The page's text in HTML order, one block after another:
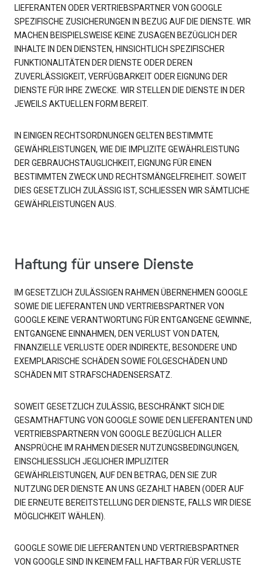
LIEFERANTEN ODER VERTRIEBSPARTNER VON GOOGLE
SPEZIFISCHE ZUSICHERUNGEN IN BEZUG AUF DIE DIENSTE. WIR
MACHEN BEISPIELSWEISE KEINE ZUSAGEN BEZÜGLICH DER
INHALTE IN DEN DIENSTEN, HINSICHTLICH SPEZIFISCHER
FUNKTIONALITÄTEN DER DIENSTE ODER DEREN
ZUVERLÄSSIGKEIT, VERFÜGBARKEIT ODER EIGNUNG DER
DIENSTE FÜR IHRE ZWECKE. WIR STELLEN DIE DIENSTE IN DER
JEWEILS AKTUELLEN FORM BEREIT.
IN EINIGEN RECHTSORDNUNGEN GELTEN BESTIMMTE
GEWÄHRLEISTUNGEN, WIE DIE IMPLIZITE GEWÄHRLEISTUNG
DER GEBRAUCHSTAUGLICHKEIT, EIGNUNG FÜR EINEN
BESTIMMTEN ZWECK UND RECHTSMÄNGELFREIHEIT. SOWEIT
DIES GESETZLICH ZULÄSSIG IST, SCHLIESSEN WIR SÄMTLICHE
GEWÄHRLEISTUNGEN AUS.
Haftung für unsere Dienste
IM GESETZLICH ZULÄSSIGEN RAHMEN ÜBERNEHMEN GOOGLE
SOWIE DIE LIEFERANTEN UND VERTRIEBSPARTNER VON
GOOGLE KEINE VERANTWORTUNG FÜR ENTGANGENE GEWINNE,
ENTGANGENE EINNAHMEN, DEN VERLUST VON DATEN,
FINANZIELLE VERLUSTE ODER INDIREKTE, BESONDERE UND
EXEMPLARISCHE SCHÄDEN SOWIE FOLGESCHÄDEN UND
SCHÄDEN MIT STRAFSCHADENSERSATZ.
SOWEIT GESETZLICH ZULÄSSIG, BESCHRÄNKT SICH DIE
GESAMTHAFTUNG VON GOOGLE SOWIE DEN LIEFERANTEN UND
VERTRIEBSPARTNERN VON GOOGLE BEZÜGLICH ALLER
ANSPRÜCHE IM RAHMEN DIESER NUTZUNGSBEDINGUNGEN,
EINSCHLIESSLICH JEGLICHER IMPLIZITER
GEWÄHRLEISTUNGEN, AUF DEN BETRAG, DEN SIE ZUR
NUTZUNG DER DIENSTE AN UNS GEZAHLT HABEN (ODER AUF
DIE ERNEUTE BEREITSTELLUNG DER DIENSTE, FALLS WIR DIESE
MÖGLICHKEIT WÄHLEN).
GOOGLE SOWIE DIE LIEFERANTEN UND VERTRIEBSPARTNER
VON GOOGLE SIND IN KEINEM FALL HAFTBAR FÜR VERLUSTE